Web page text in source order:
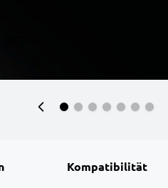
Kompatibilität